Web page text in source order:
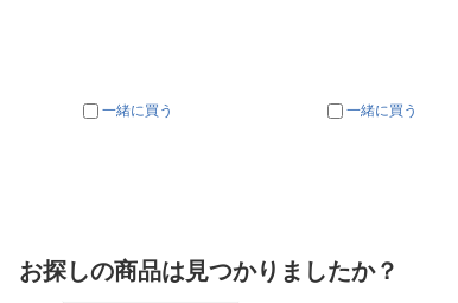
一緒に買う 一緒に買う
お探しの商品は見つかりましたか？